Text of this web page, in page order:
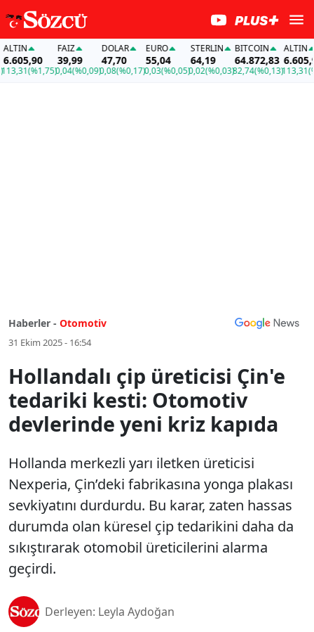
(%1,75)
FAİZ
39,99
0,04(%0,09)
DOLAR
47,70
0,08(%0,17)
EURO
55,04
0,03(%0,05)
STERLIN
64,19
0,02(%0,03)
BITCOIN
64.872,83
82,74(%0,13)
ALTIN
6.605,90
113,31
Haberler - Otomotiv
31 Ekim 2025 - 16:54
Hollandalı çip üreticisi Çin'e
tedariki kesti: Otomotiv
devlerinde yeni kriz kapıda
Hollanda merkezli yarı iletken üreticisi
Nexperia, Çin’deki fabrikasına yonga plakası
sevkiyatını durdurdu. Bu karar, zaten hassas
durumda olan küresel çip tedarikini daha da
sıkıştırarak otomobil üreticilerini alarma
geçirdi.
Derleyen: Leyla Aydoğan